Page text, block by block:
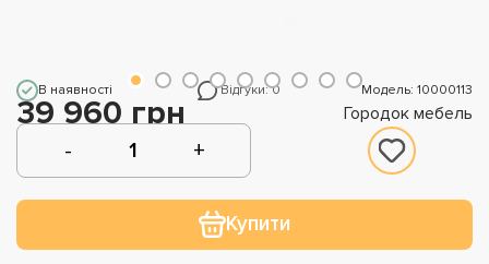
В наявності Відгуки: 0 Модель: 10000113
39 960 грн Городок мебель
Купити